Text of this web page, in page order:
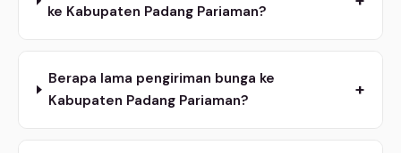
ke Kabupaten Padang Pariaman?
Berapa lama pengiriman bunga ke
Kabupaten Padang Pariaman?
+